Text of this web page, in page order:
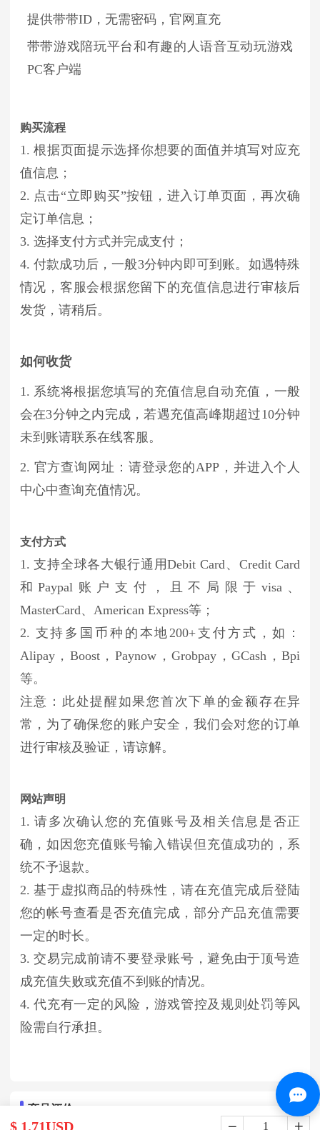
$ 1.71USD
提供带带ID，无需密码，官网直充
带带游戏陪玩平台和有趣的人语音互动玩游戏
PC客户端
购买流程
1. 根据页面提示选择你想要的面值并填写对应充
值信息；
2. 点击“立即购买”按钮，进入订单页面，再次确
定订单信息；
3. 选择支付方式并完成支付；
4. 付款成功后，一般3分钟内即可到账。如遇特殊
情况，客服会根据您留下的充值信息进行审核后
发货，请稍后。
如何收货
1. 系统将根据您填写的充值信息自动充值，一般
会在3分钟之内完成，若遇充值高峰期超过10分钟
未到账请联系在线客服。
2. 官方查询网址：请登录您的APP，并进入个人
中心中查询充值情况。
支付方式
1. 支持全球各大银行通用Debit Card、Credit Card
和Paypal账户支付，且不局限于visa、
MasterCard、American Express等；
2. 支持多国币种的本地200+支付方式，如：
Alipay，Boost，Paynow，Grobpay，GCash，Bpi
等。
注意：此处提醒如果您首次下单的金额存在异
常，为了确保您的账户安全，我们会对您的订单
进行审核及验证，请谅解。
网站声明
1. 请多次确认您的充值账号及相关信息是否正
确，如因您充值账号输入错误但充值成功的，系
统不予退款。
2. 基于虚拟商品的特殊性，请在充值完成后登陆
您的帐号查看是否充值完成，部分产品充值需要
一定的时长。
3. 交易完成前请不要登录账号，避免由于顶号造
成充值失败或充值不到账的情况。
4. 代充有一定的风险，游戏管控及规则处罚等风
险需自行承担。
商品评价